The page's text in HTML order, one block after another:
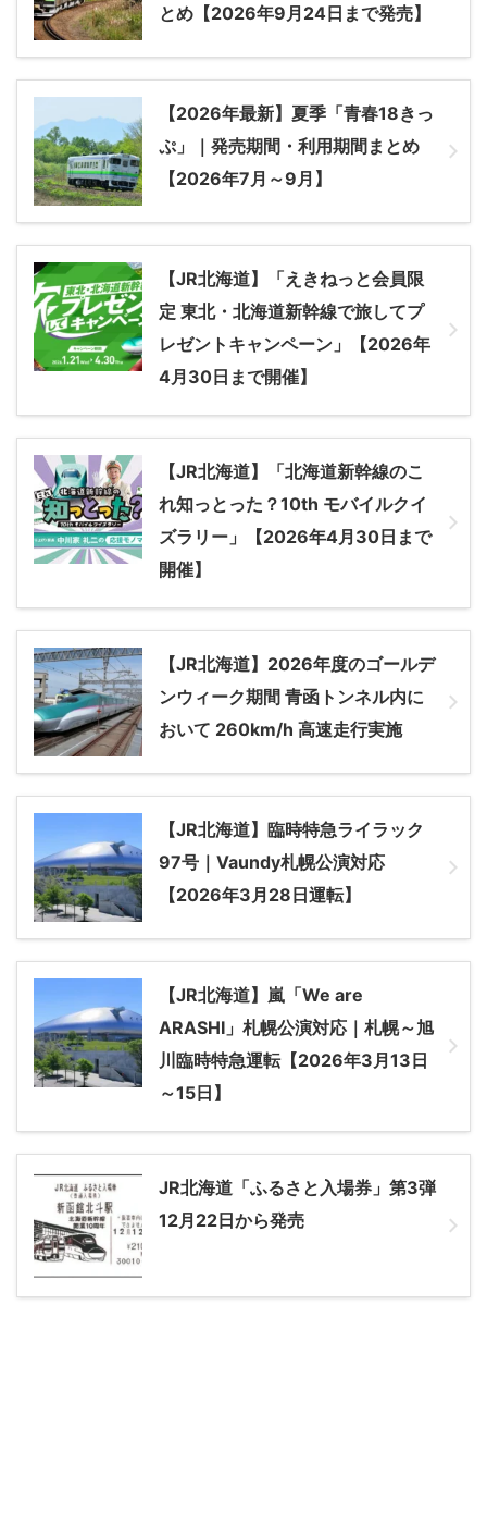
とめ【2026年9月24日まで発売】
【2026年最新】夏季「青春18きっ
ぷ」｜発売期間・利用期間まとめ
【2026年7月～9月】
【JR北海道】「えきねっと会員限
定 東北・北海道新幹線で旅してプ
レゼントキャンペーン」【2026年
4月30日まで開催】
【JR北海道】「北海道新幹線のこ
れ知っとった？10th モバイルクイ
ズラリー」【2026年4月30日まで
開催】
【JR北海道】2026年度のゴールデ
ンウィーク期間 青函トンネル内に
おいて 260km/h 高速走行実施
【JR北海道】臨時特急ライラック
97号｜Vaundy札幌公演対応
【2026年3月28日運転】
【JR北海道】嵐「We are
ARASHI」札幌公演対応｜札幌～旭
川臨時特急運転【2026年3月13日
～15日】
JR北海道「ふるさと入場券」第3弾
12月22日から発売